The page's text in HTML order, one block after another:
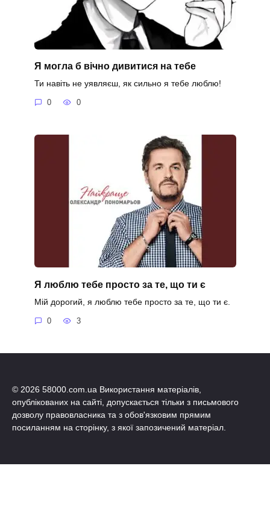
Я могла б вічно дивитися на тебе
Ти навіть не уявляєш, як сильно я тебе люблю!
0 0
Я люблю тебе просто за те, що ти є
Мій дорогий, я люблю тебе просто за те, що ти є.
0 3
© 2026 58000.com.ua Використання матеріалів,
опублікованих на сайті, допускається тільки з письмового
дозволу правовласника та з обов'язковим прямим
посиланням на сторінку, з якої запозичений матеріал.